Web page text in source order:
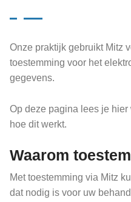
Onze praktijk gebruikt Mitz
toestemming voor het
gegevens.
Op deze pagina lees je
hoe dit werkt.
Waarom
Met toestemming via Mitz
dat nodig is voor uw